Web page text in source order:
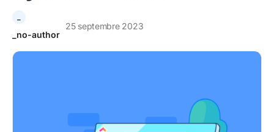
_no-author
25 septembre 2023